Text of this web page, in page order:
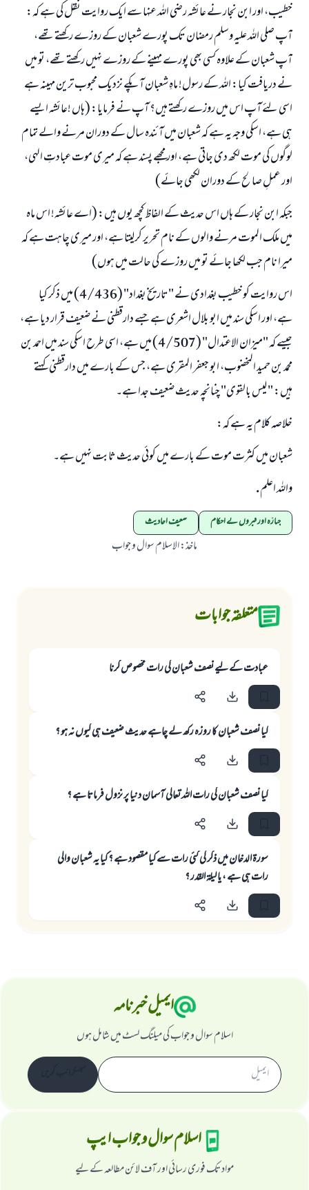
خطیب، اور ابن نجار نے عائشہ رضی اللہ عنہا سے ایک روایت نقل کی ہے کہ:
آپ صلی اللہ علیہ وسلم رمضان تک پورے شعبان کے روزے رکھتے تھے،
آپ شعبان کے علاوہ کسی بھی پورے مہینے کے روزے نہیں رکھتے تھے، تو میں
نے دریافت کیا: اللہ کے رسول! ماہِ شعبان آپکے نزدیک محبوب ترین مہینہ ہے
اسی لئے آپ اس میں روزے رکھتے ہیں؟ آپ نے فرمایا: (ہاں !عائشہ ایسے
ہی ہے، اسکی وجہ یہ ہے کہ شعبان میں آئندہ سال کے دوران مرنے والے تمام
لوگوں کی موت لکھ دی جاتی ہے، اور مجھے پسند ہے کہ میری موت عبادتِ الہی،
اور عملِ صالح کے دوران لکھی جائے)
جبکہ ابن نجار کے ہاں اس حدیث کے الفاظ کچھ یوں ہیں: (اے عائشہ! اس ماہ
میں ملک الموت مرنے والوں کے نام تحریر کرلیتا ہے، اور میری چاہت ہے کہ
میرا نام جب لکھا جائے تو میں روزے کی حالت میں ہوں)
اس روایت کو خطیب بغدادی نے "تاريخ بغداد" (4/436) میں ذکر کیا
ہے، اور اسکی سند میں ابو بلال اشعری ہے جسے دارقطنی نے ضعیف قرار دیا ہے،
جیسے کہ "ميزان الاعتدال" (4/507) میں ہے، اسی طرح اسکی سند میں احمد بن
محمد بن حمید المخضوب، ابو جعفر المقری ہے، جس کے بارے میں دارقطنی کہتے
ہیں: " ليس بالقوی" چنانچہ حدیث ضعیف جدا ہے۔
خلاصہ کلام یہ ہے کہ:
شعبان میں کثرت موت کے بارے میں کوئی حدیث ثابت نہیں ہے۔
واللہ اعلم .
جنازہ اور قبروں کے احکام ضعیف احادیث
ماخذ:الاسلام سوال و جواب
متعلقہ جوابات
عبادت كے ليے نصف شعبان كى رات مخصوص كرنا
كيا نصف شعبان كا روزہ ركھ لے چاہے حديث ضعيف ہى كيوں نہ ہو ؟
كيا نصف شعبان كى رات اللہ تعالى آسمان دنيا پر نزول فرماتا ہے ؟
سورۃ الدخان میں ذکر کی گئي رات سے کیا مقصود ہے ؟ کیا یہ شعبان والی
رات ہی ہے ، یا لیلۃ القدر ؟
ایمیل خبرنامہ
اسلام سوال و جواب کی میلنگ لسٹ میں شامل ہوں
اسلام سوال و جواب ایپ
مواد تک فوری رسائی اور آف لائن مطالعہ کے لیے